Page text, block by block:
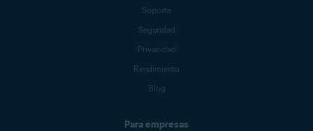
Soporte
Seguridad
Privacidad
Rendimiento
Blog
Para empresas